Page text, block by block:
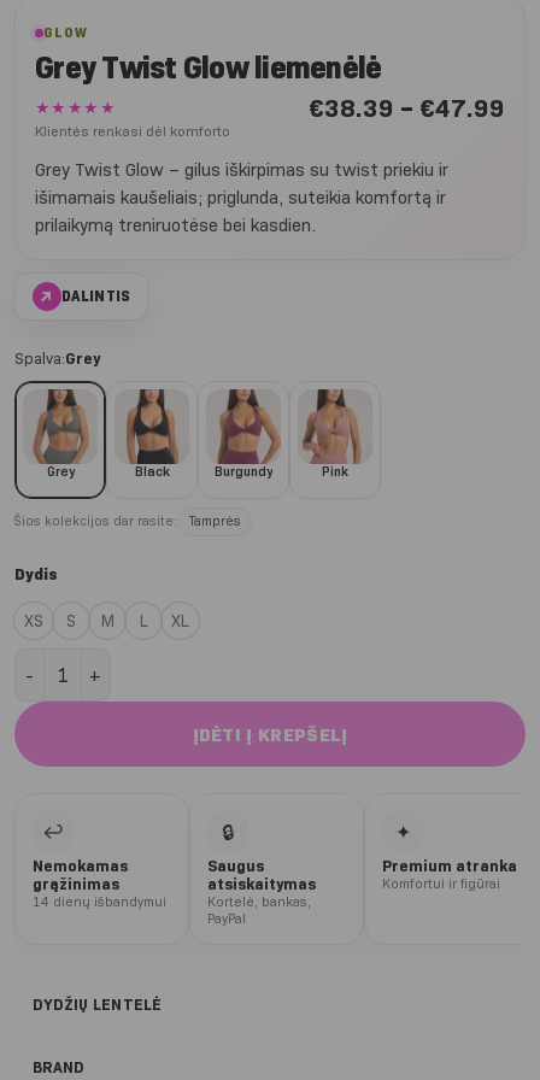
GLOW
Grey Twist Glow liemenėlė
★★★★★
Klientės renkasi dėl komforto
€38.39 – €47.99
Grey Twist Glow – gilus iškirpimas su twist priekiu ir
išimamais kaušeliais; priglunda, suteikia komfortą ir
prilaikymą treniruotėse bei kasdien.
↗ DALINTIS
Spalva:Grey
Grey Black Burgundy Pink
Šios kolekcijos dar rasite: Tamprės
Dydis
XS S M L
XL
ĮDĖTI Į KREPŠELĮ
↩
Nemokamas
grąžinimas
14 dienų išbandymui
🔒
Saugus
atsiskaitymas
Kortelė, bankas,
PayPal
✦
Premium atranka
Komfortui ir figūrai
DYDŽIŲ LENTELĖ
BRAND